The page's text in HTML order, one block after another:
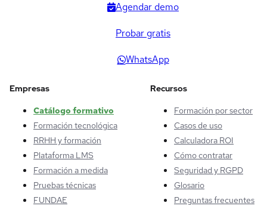
Agendar demo
Probar gratis
WhatsApp
Empresas
Catálogo formativo
Formación tecnológica
RRHH y formación
Plataforma LMS
Formación a medida
Pruebas técnicas
FUNDAE
Recursos
Formación por sector
Casos de uso
Calculadora ROI
Cómo contratar
Seguridad y RGPD
Glosario
Preguntas frecuentes